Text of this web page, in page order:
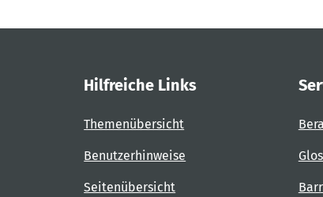
Hilfreiche Links
Themenübersicht
Benutzerhinweise
Seitenübersicht